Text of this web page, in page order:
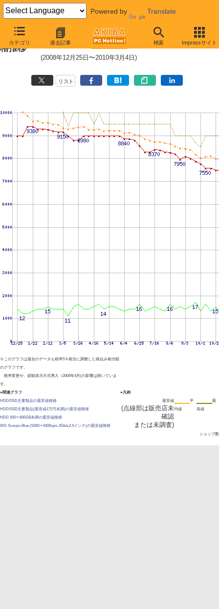
Powered by Translate
カテゴリ 過去記事 検索 Impressサイト
WD5000BEVT (500GB,8MB)の価
格推移
(2008年12月25日〜2010年3月4日)
リスト
※このグラフは過去のデータも税率5％相当に調整した税込み相当額
のグラフです。
税率変更や、総額表示方式導入（2004年4月)の影響は除いていま
す。
●関連グラフ
HDD/SSD主要製品の最安値推移
HDD/SSD主要製品(最安値1万円未満)の最安値推移
HDD 500〜600GB未満の最安値推移
WD Scorpio Blue (5200〜5400rpm,3Gb/s,2.5インチ)の最安値推移
●凡例
最安値
(点線部は販売店未
確認
または未調査)
平
均値
最
高値
ショップ数